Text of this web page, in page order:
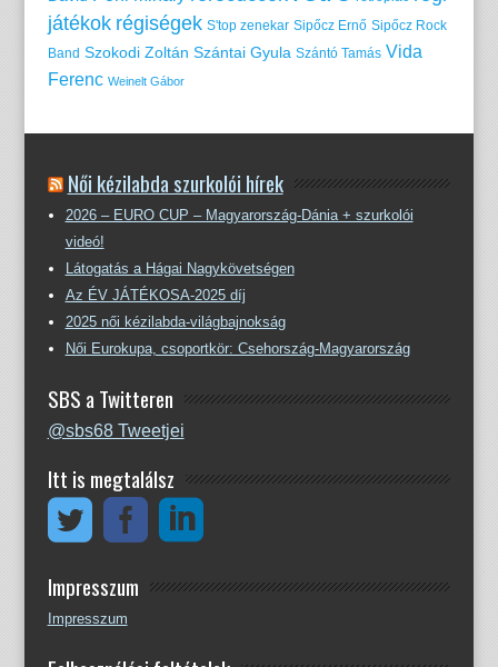
játékok régiségek S'top zenekar Sipőcz Ernő Sipőcz Rock
Band Szokodi Zoltán Szántai Gyula Szántó Tamás Vida
Ferenc Weinelt Gábor
Női kézilabda szurkolói hírek
2026 – EURO CUP – Magyarország-Dánia + szurkolói
videó!
Látogatás a Hágai Nagykövetségen
Az ÉV JÁTÉKOSA-2025 díj
2025 női kézilabda-világbajnokság
Női Eurokupa, csoportkör: Csehország-Magyarország
SBS a Twitteren
@sbs68 Tweetjei
Itt is megtalálsz
Impresszum
Impresszum